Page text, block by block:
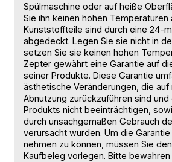
Spülmaschine oder auf heiße
Sie ihn keinen hohen Temperaturen
Kunststoffteile sind durch eine 24-
abgedeckt. Legen Sie sie nicht in
setzen Sie sie keinen hohen
Zepter gewährt eine Garantie auf
seiner Produkte. Diese Garantie
ästhetische Veränderungen, die auf
Abnutzung zurückzuführen sind
Produkts nicht beeinträchtigen,
durch unsachgemäßen Gebrauch
verursacht wurden. Um die Garantie
nehmen zu können, müssen Sie
Kaufbeleg vorlegen. Bitte bewahren